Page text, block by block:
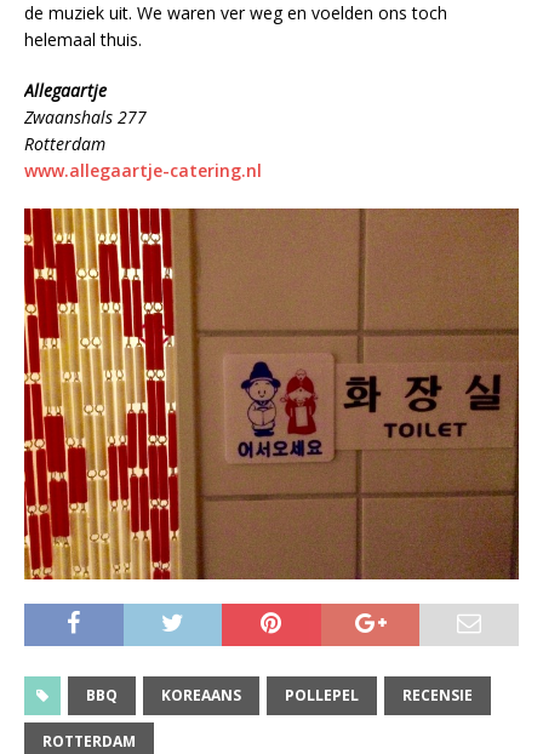
de muziek uit. We waren ver weg en voelden ons toch
helemaal thuis.
Allegaartje
Zwaanshals 277
Rotterdam
www.allegaartje-catering.nl
BBQ KOREAANS POLLEPEL RECENSIE
ROTTERDAM